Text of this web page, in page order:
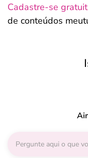
Cadastre-se
de conteúdos